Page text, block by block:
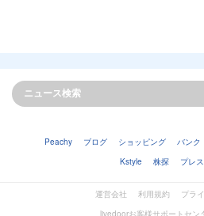
Peachy ブログ ショッピング バンク
Kstyle
株探 プレ
運営会社 利用規約
プラ
livedoorお客様サポートセン